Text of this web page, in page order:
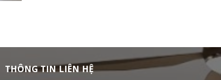
THÔNG TIN LIÊN HỆ